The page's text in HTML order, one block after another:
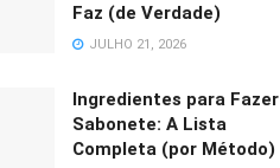
Faz (de Verdade)
JULHO 21, 2026
Ingredientes para Fazer
Sabonete: A Lista
Completa (por Método)